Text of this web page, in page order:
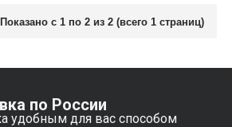
Показано с 1 по 2 из 2 (всего 1 страниц)
по России
удобным для вас способом